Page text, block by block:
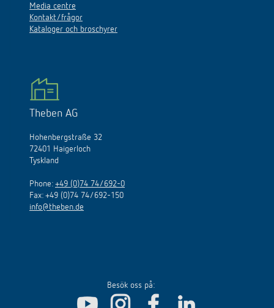
Media centre
Kontakt/frågor
Kataloger och broschyrer
Theben AG
Hohenbergstraße 32
72401 Haigerloch
Tyskland
Phone: +49 (0)74 74/692-0
Fax: +49 (0)74 74/692-150
info@theben.de
Besök oss på: